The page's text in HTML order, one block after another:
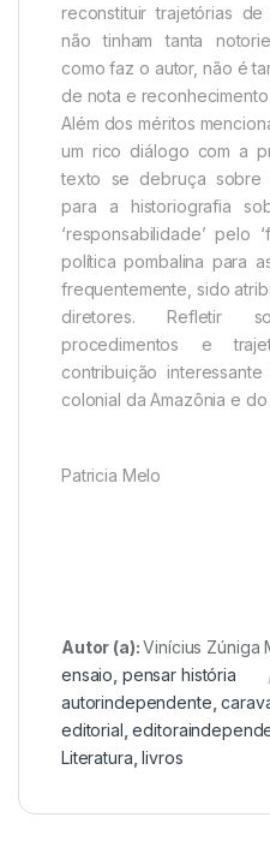
reconstituir trajetórias
não tinham tanta
como faz o autor, não é
de nota e reconhecimento.
Além dos méritos
um rico diálogo com a
texto se debruça sobre
para a historiografia
‘responsabilidade’ pelo
política pombalina para
frequentemente, sido
diretores. Refletir
procedimentos e
contribuição
colonial da Amazônia e do
Patricia Melo
Autor (a):Vinícius Zúniga
ensaio pensar história
autorindependente ,
editorial ,
Literatura ,livros